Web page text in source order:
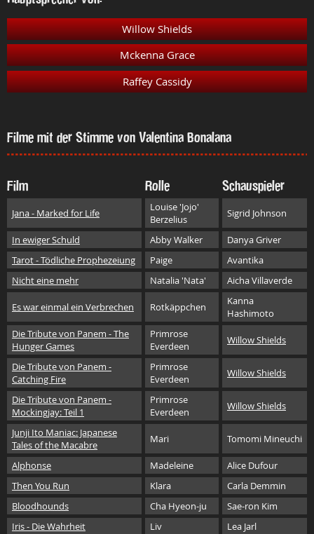
Willow Shields
Mckenna Grace
Raffey Cassidy
Filme mit der Stimme von Valentina Bonalana
Film Rolle Schauspieler
Jana - Marked for Life
Louise 'Jojo'
Berzelius
Sigrid Johnson
In ewiger Schuld Abby Walker
Danya Griver
Tarot - Tödliche Prophezeiung
Paige
Avantika
Nicht eine mehr
Natalia 'Nata' Aicha Villaverde
Es war einmal ein Verbrechen Rotkäppchen
Kanna
Hashimoto
Die Tribute von Panem - The
Hunger Games
Primrose
Everdeen
Willow Shields
Die Tribute von Panem -
Catching Fire
Primrose
Everdeen
Willow Shields
Die Tribute von Panem -
Mockingjay: Teil 1
Primrose
Everdeen
Willow Shields
Junji Ito Maniac: Japanese
Tales of the Macabre
Mari Tomomi Mineuchi
Alphonse Madeleine
Alice Dufour
Then You Run
Klara
Carla Demmin
Bloodhounds
Cha Hyeon-ju
Sae-ron Kim
Iris - Die Wahrheit
Liv Lea Jarl